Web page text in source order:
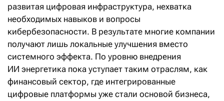
развитая цифровая инфраструктура, нехватка
необходимых навыков и вопросы
кибербезопасности. В результате многие компании
получают лишь локальные улучшения вместо
системного эффекта. По уровню внедрения
ИИ энергетика пока уступает таким отраслям, как
финансовый сектор, где интегрированные
цифровые платформы уже стали основой бизнеса,